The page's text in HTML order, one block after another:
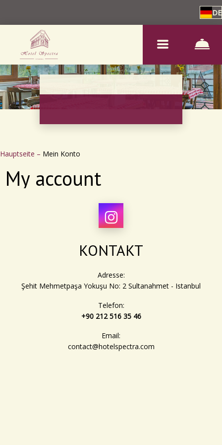
DE
Hauptseite – Mein Konto
My account
KONTAKT
Adresse:
Şehit Mehmetpaşa Yokuşu No: 2 Sultanahmet - Istanbul
Telefon:
+90 212 516 35 46
Email:
contact@hotelspectra.com